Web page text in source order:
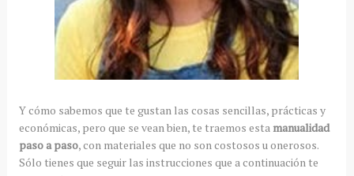
Y cómo sabemos que te gustan las cosas sencillas, prácticas y
económicas, pero que se vean bien, te traemos esta manualidad
paso a paso, con materiales que no son costosos u onerosos.
Sólo tienes que seguir las instrucciones que a continuación te